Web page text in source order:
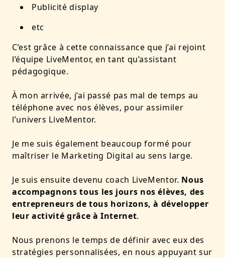
Publicité display
etc
C’est grâce à cette connaissance que j’ai rejoint
l’équipe LiveMentor, en tant qu’assistant
pédagogique.
À mon arrivée, j’ai passé pas mal de temps au
téléphone avec nos élèves, pour assimiler
l’univers LiveMentor.
Je me suis également beaucoup formé pour
maîtriser le Marketing Digital au sens large.
Je suis ensuite devenu coach LiveMentor. Nous
accompagnons tous les jours nos élèves, des
entrepreneurs de tous horizons, à développer
leur activité grâce à Internet.
Nous prenons le temps de définir avec eux des
stratégies personnalisées, en nous appuyant sur